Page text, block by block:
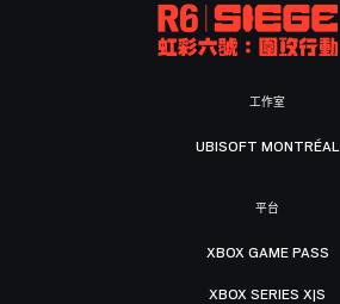
工作室
UBISOFT MONTRÉAL
平台
XBOX GAME PASS
XBOX SERIES X|S